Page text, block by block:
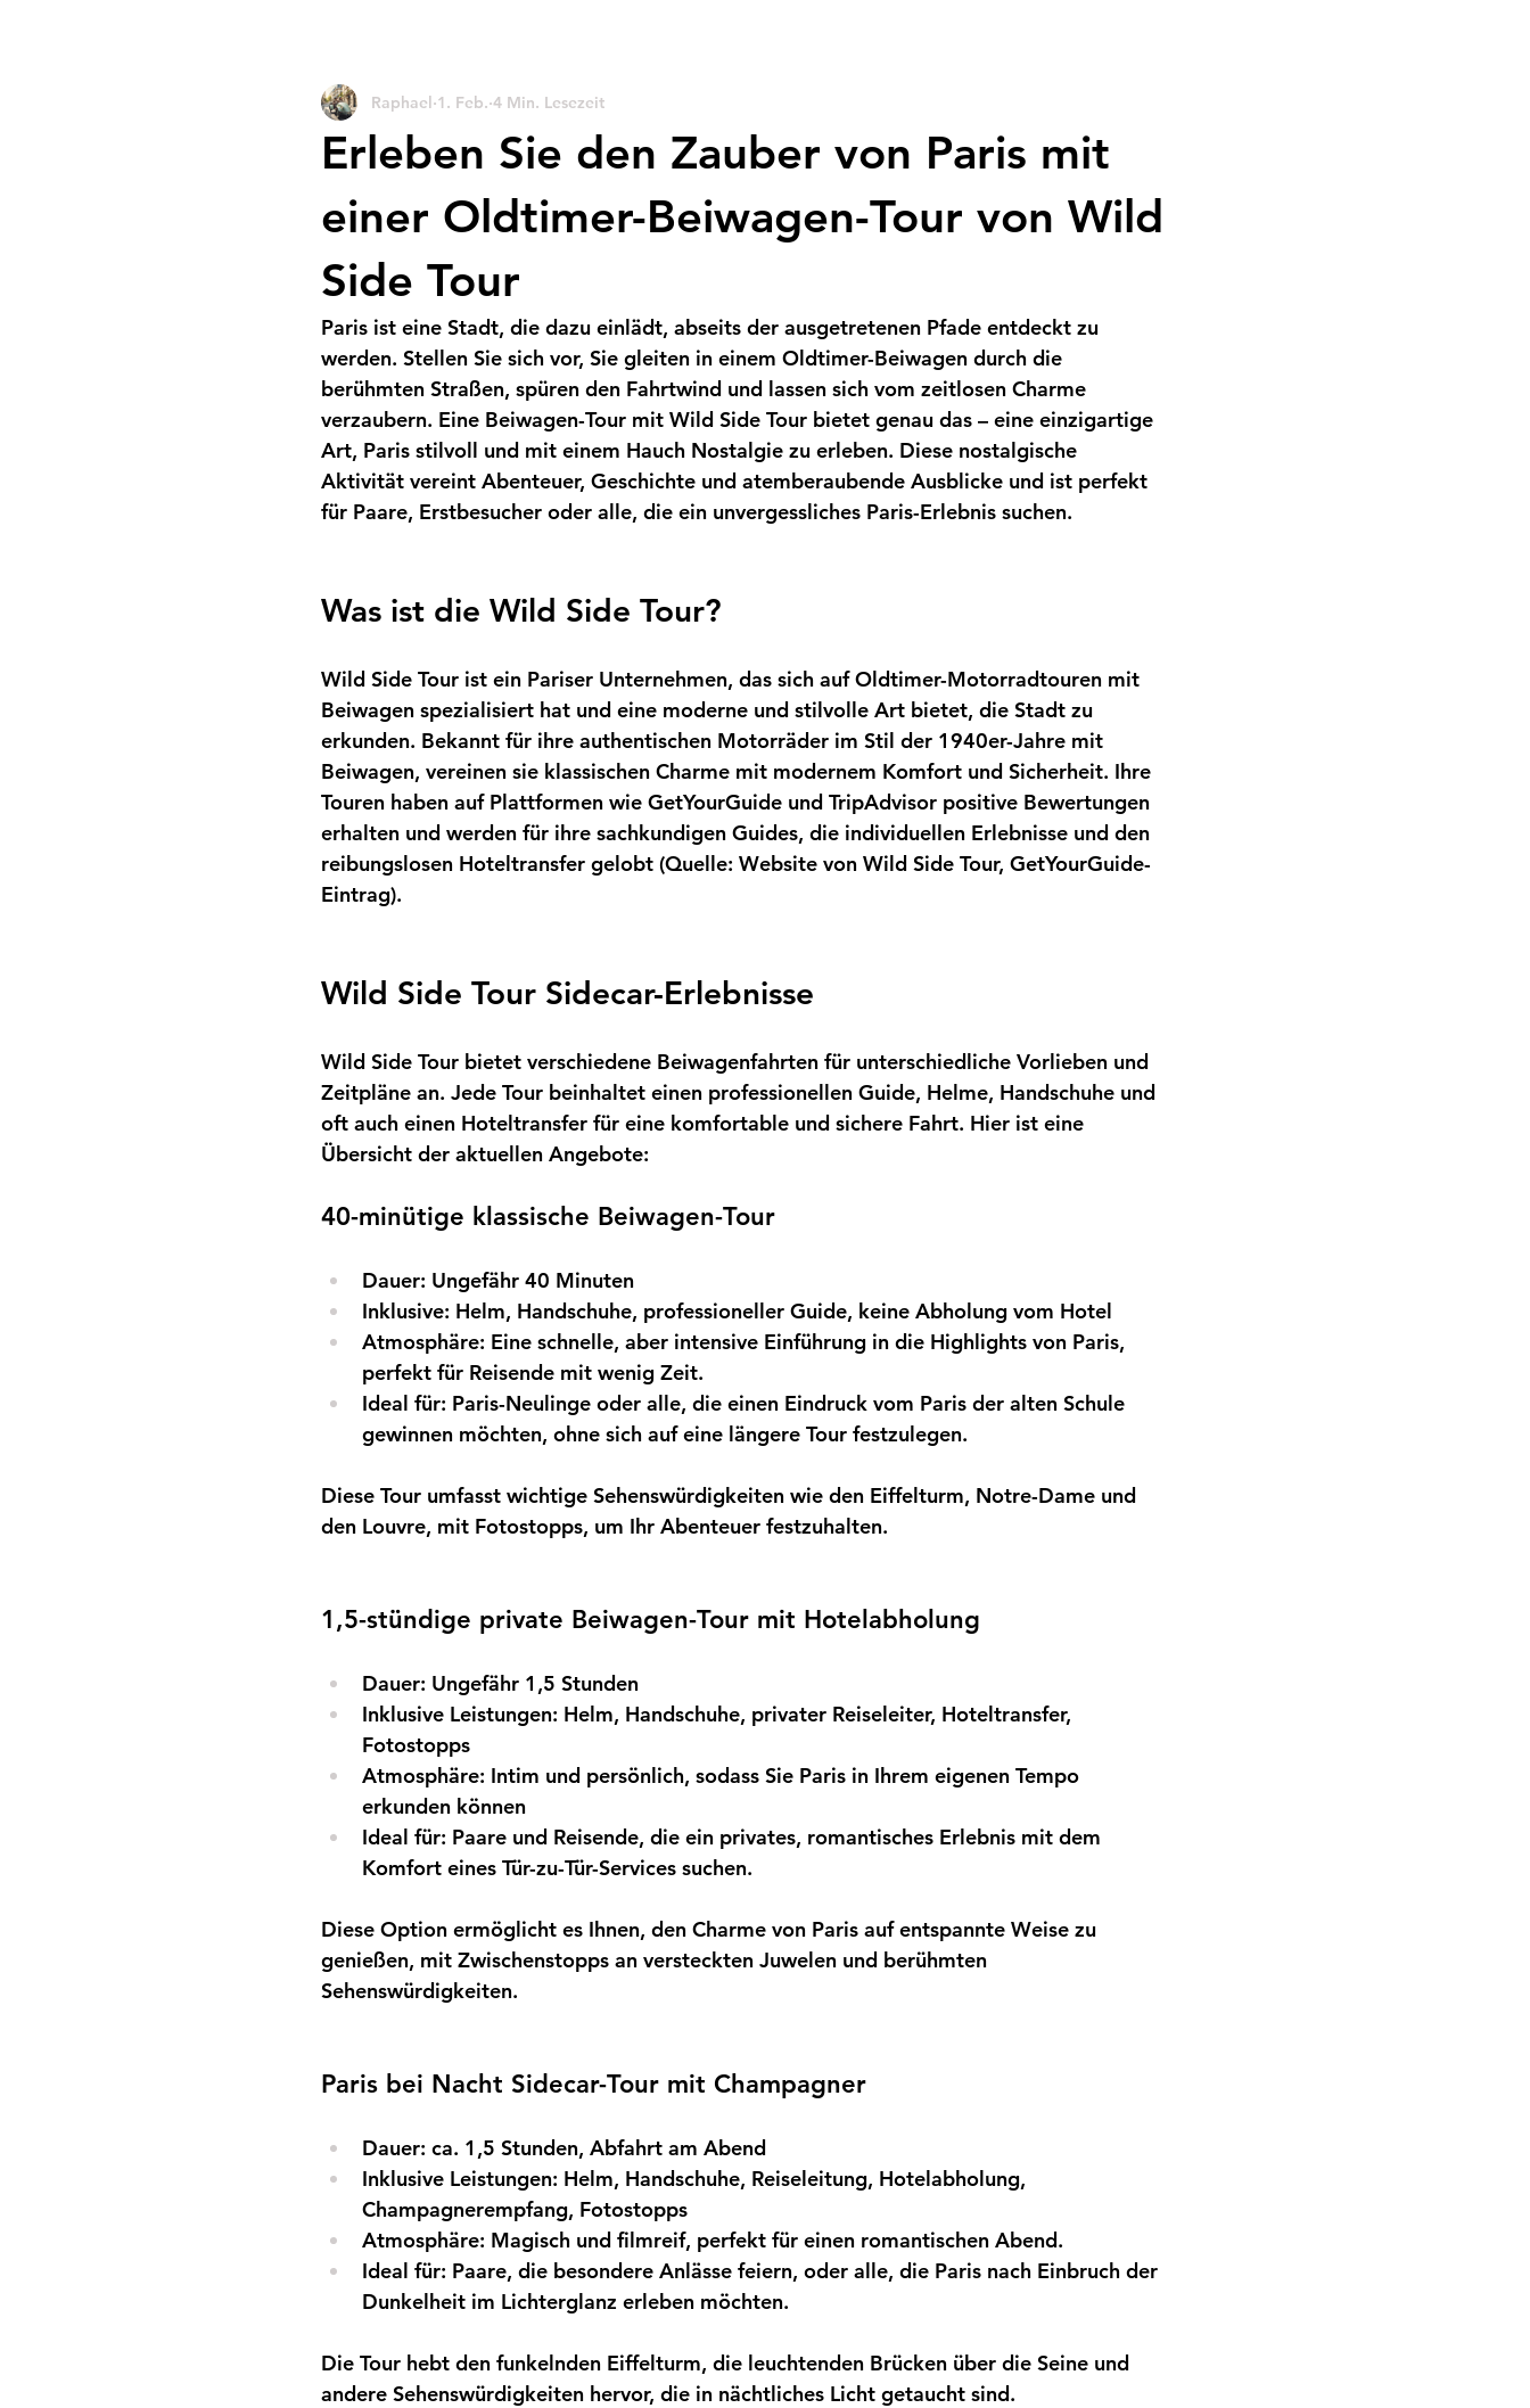
Erleben Sie den Zauber von Paris mit
einer Oldtimer-Beiwagen-Tour von Wild
Side Tour
Raphael 1. Feb. 4 Min. Lesezeit
Paris ist eine Stadt, die dazu einlädt, abseits der ausgetretenen Pfade entdeckt zu
werden. Stellen Sie sich vor, Sie gleiten in einem Oldtimer-Beiwagen durch die
berühmten Straßen, spüren den Fahrtwind und lassen sich vom zeitlosen Charme
verzaubern. Eine Beiwagen-Tour mit Wild Side Tour bietet genau das – eine einzigartige
Art, Paris stilvoll und mit einem Hauch Nostalgie zu erleben. Diese nostalgische
Aktivität vereint Abenteuer, Geschichte und atemberaubende Ausblicke und ist perfekt
für Paare, Erstbesucher oder alle, die ein unvergessliches Paris-Erlebnis suchen.
Was ist die Wild Side Tour?
Wild Side Tour ist ein Pariser Unternehmen, das sich auf Oldtimer-Motorradtouren mit
Beiwagen spezialisiert hat und eine moderne und stilvolle Art bietet, die Stadt zu
erkunden. Bekannt für ihre authentischen Motorräder im Stil der 1940er-Jahre mit
Beiwagen, vereinen sie klassischen Charme mit modernem Komfort und Sicherheit. Ihre
Touren haben auf Plattformen wie GetYourGuide und TripAdvisor positive Bewertungen
erhalten und werden für ihre sachkundigen Guides, die individuellen Erlebnisse und den
reibungslosen Hoteltransfer gelobt (Quelle: Website von Wild Side Tour, GetYourGuide-
Eintrag).
Wild Side Tour Sidecar-Erlebnisse
Wild Side Tour bietet verschiedene Beiwagenfahrten für unterschiedliche Vorlieben und
Zeitpläne an. Jede Tour beinhaltet einen professionellen Guide, Helme, Handschuhe und
oft auch einen Hoteltransfer für eine komfortable und sichere Fahrt. Hier ist eine
Übersicht der aktuellen Angebote:
40-minütige klassische Beiwagen-Tour
Dauer: Ungefähr 40 Minuten
Inklusive: Helm, Handschuhe, professioneller Guide, keine Abholung vom Hotel
Atmosphäre: Eine schnelle, aber intensive Einführung in die Highlights von Paris,
perfekt für Reisende mit wenig Zeit.
Ideal für: Paris-Neulinge oder alle, die einen Eindruck vom Paris der alten Schule
gewinnen möchten, ohne sich auf eine längere Tour festzulegen.
Diese Tour umfasst wichtige Sehenswürdigkeiten wie den Eiffelturm, Notre-Dame und
den Louvre, mit Fotostopps, um Ihr Abenteuer festzuhalten.
1,5-stündige private Beiwagen-Tour mit Hotelabholung
Dauer: Ungefähr 1,5 Stunden
Inklusive Leistungen: Helm, Handschuhe, privater Reiseleiter, Hoteltransfer,
Fotostopps
Atmosphäre: Intim und persönlich, sodass Sie Paris in Ihrem eigenen Tempo
erkunden können
Ideal für: Paare und Reisende, die ein privates, romantisches Erlebnis mit dem
Komfort eines Tür-zu-Tür-Services suchen.
Diese Option ermöglicht es Ihnen, den Charme von Paris auf entspannte Weise zu
genießen, mit Zwischenstopps an versteckten Juwelen und berühmten
Sehenswürdigkeiten.
Paris bei Nacht Sidecar-Tour mit Champagner
Dauer: ca. 1,5 Stunden, Abfahrt am Abend
Inklusive Leistungen: Helm, Handschuhe, Reiseleitung, Hotelabholung,
Champagnerempfang, Fotostopps
Atmosphäre: Magisch und filmreif, perfekt für einen romantischen Abend.
Ideal für: Paare, die besondere Anlässe feiern, oder alle, die Paris nach Einbruch der
Dunkelheit im Lichterglanz erleben möchten.
Die Tour hebt den funkelnden Eiffelturm, die leuchtenden Brücken über die Seine und
andere Sehenswürdigkeiten hervor, die in nächtliches Licht getaucht sind.